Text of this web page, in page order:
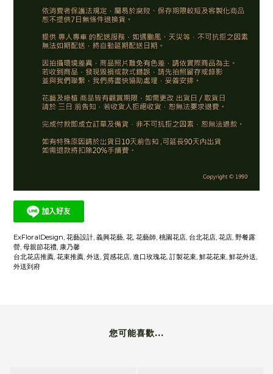
ExFloralDesign, 花藝設計, 義興花藝, 花, 花藝師, 桃園花店, 台北花店, 花店, 野餐露
營, 母親節花禮, 康乃馨
台北花店推薦, 花束推薦, 外送, 質感花店, 進口玫瑰花, 訂製花束, 鮮花花束, 鮮花外送,
外送到府
您可能喜歡...